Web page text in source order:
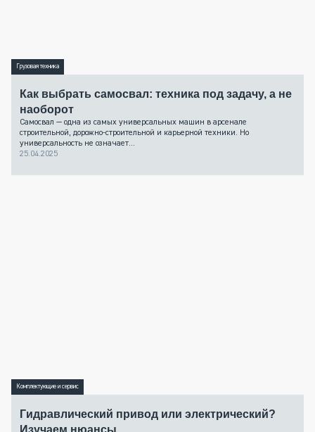
Грузовая техника
Как выбрать самосвал: техника под задачу, а не
наоборот
Самосвал — одна из самых универсальных машин в арсенале
строительной, дорожно-строительной и карьерной техники. Но
универсальность не означает...
25.04.2025
Комплектующие и сервис
Гидравлический привод или электрический?
Изучаем нюансы